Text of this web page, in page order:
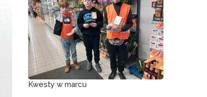
Kwesty w marcu